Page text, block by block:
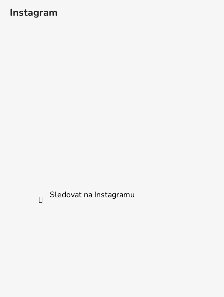
Instagram
Sledovat na Instagramu